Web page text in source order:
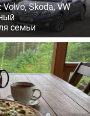
Skoda, VW
семьи